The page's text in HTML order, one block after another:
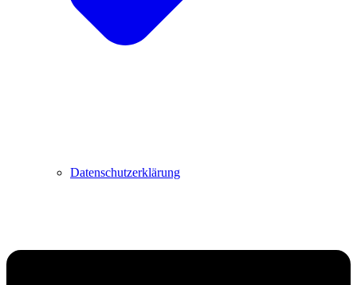
Datenschutzerklärung